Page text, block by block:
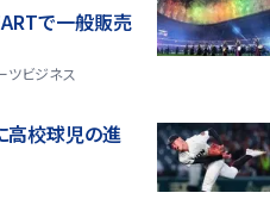
で一般販売
ツビジネス
高校球児の進